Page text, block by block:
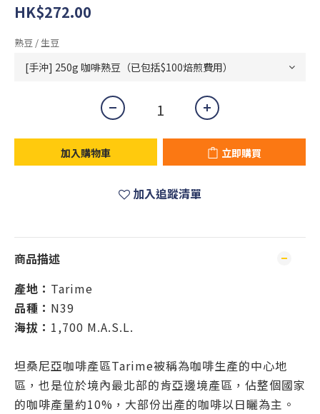
HK$272.00
熟豆 / 生豆
加入購物車 立即購買
加入追蹤清單
商品描述
產地： Tarime
品種： N39
海拔： 1,700 M.A.S.L.
坦桑尼亞咖啡產區Tarime被稱為咖啡生產的中心地
區，也是位於境內最北部的肯亞邊境產區，佔整個國家
的咖啡產量約10%，大部份出產的咖啡以日曬為主。